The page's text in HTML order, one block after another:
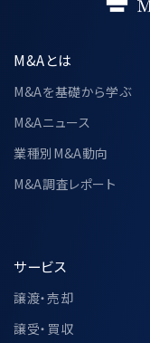
M&Aとは
M&Aを基礎から学ぶ
M&Aニュース
業種別M&A動向
M&A調査レポート
サービス
譲渡・売却
譲受・買収